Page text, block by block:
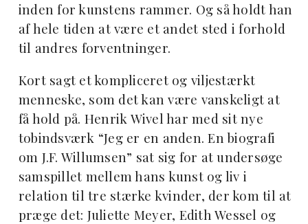
inden for kunstens rammer. Og så holdt han
af hele tiden at være et andet sted i forhold
til andres forventninger.
Kort sagt et kompliceret og viljestærkt
menneske, som det kan være vanskeligt at
få hold på. Henrik Wivel har med sit nye
tobindsværk “Jeg er en anden. En biografi
om J.F. Willumsen” sat sig for at undersøge
samspillet mellem hans kunst og liv i
relation til tre stærke kvinder, der kom til at
præge det: Juliette Meyer, Edith Wessel og